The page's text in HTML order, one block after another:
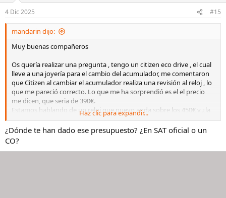
4 Dic 2025 #15
mandarin dijo:
Muy buenas compañeros
Os quería realizar una pregunta , tengo un citizen eco drive , el cual
lleve a una joyería para el cambio del acumulador, me comentaron
que Citizen al cambiar el acumulador realiza una revisión al reloj , lo
que me pareció correcto. Lo que me ha sorprendió es el el precio
me dicen, que seria de 390€.
Estamos hablando de un reloj que nuevo anda sobre los 450€ y ¿la
revisión mas el cambio de acumulador 390€?.
No se si algún compañero que tenga algún Citizen sabe si ese
precio es correcto o no .
Haz clic para expandir...
¿Dónde te han dado ese presupuesto? ¿En SAT oficial o un
CO?